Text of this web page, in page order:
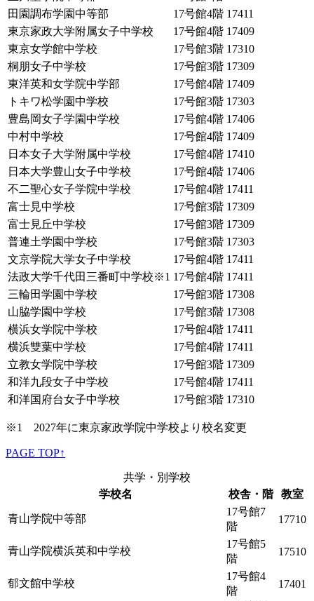
田園調布学園中等部
17号館4階 17411
東京家政大学附属女子中学校
17号館4階 17409
東京女学館中学校
17号館3階 17310
桐朋女子中学校
17号館3階 17309
東洋英和女学院中学部
17号館4階 17409
トキワ松学園中学校
17号館3階 17303
豊島岡女子学園中学校
17号館4階 17406
中村中学校
17号館4階 17409
日本女子大学附属中学校
17号館4階 17410
日本大学豊山女子中学校
17号館4階 17406
不二聖心女子学院中学校
17号館4階 17411
富士見中学校
17号館3階 17309
富士見丘中学校
17号館3階 17309
普連土学園中学校
17号館3階 17303
文京学院大学女子中学校
17号館4階 17411
法政大学千代田三番町中学校※1 17号館4階 17411
三輪田学園中学校
17号館3階 17308
山脇学園中学校
17号館3階 17308
横浜女学院中学校
17号館4階 17411
横浜雙葉中学校
17号館4階 17411
立教女学院中学校
17号館3階 17309
和洋九段女子中学校
17号館4階 17411
和洋国府台女子中学校
17号館3階 17310
※1 2027年に東京家政学院中学校より校名変更
PAGE TOP↑
共学・別学校
学校名
校舎・階 教室
青山学院中等部
17号館7
階
17710
青山学院横浜英和中学校
17号館5
階
17510
郁文館中学校
17号館4
階
17401